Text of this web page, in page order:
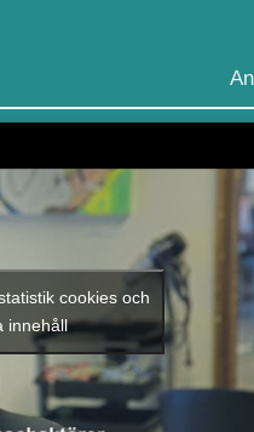
cookies och
innehåll